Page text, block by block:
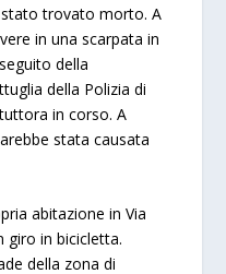
trovato morto. A
in una scarpata in
della
della Polizia di
in corso. A
stata causata
abitazione in Via
giro in bicicletta.
della zona di